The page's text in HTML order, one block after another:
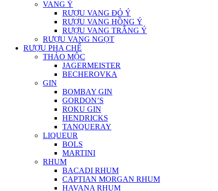
VANG Ý
RƯỢU VANG ĐỎ Ý
RƯỢU VANG HỒNG Ý
RƯỢU VANG TRẮNG Ý
RƯỢU VANG NGỌT
RƯỢU PHA CHẾ
THẢO MỘC
JAGERMEISTER
BECHEROVKA
GIN
BOMBAY GIN
GORDON’S
ROKU GIN
HENDRICKS
TANQUERAY
LIQUEUR
BOLS
MARTINI
RHUM
BACADI RHUM
CAPTIAN MORGAN RHUM
HAVANA RHUM